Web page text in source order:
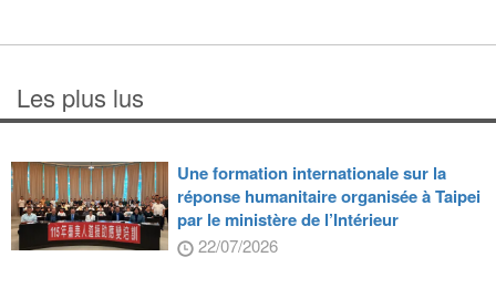
Les plus lus
Une formation internationale sur la
réponse humanitaire organisée à Taipei
par le ministère de l’Intérieur
22/07/2026